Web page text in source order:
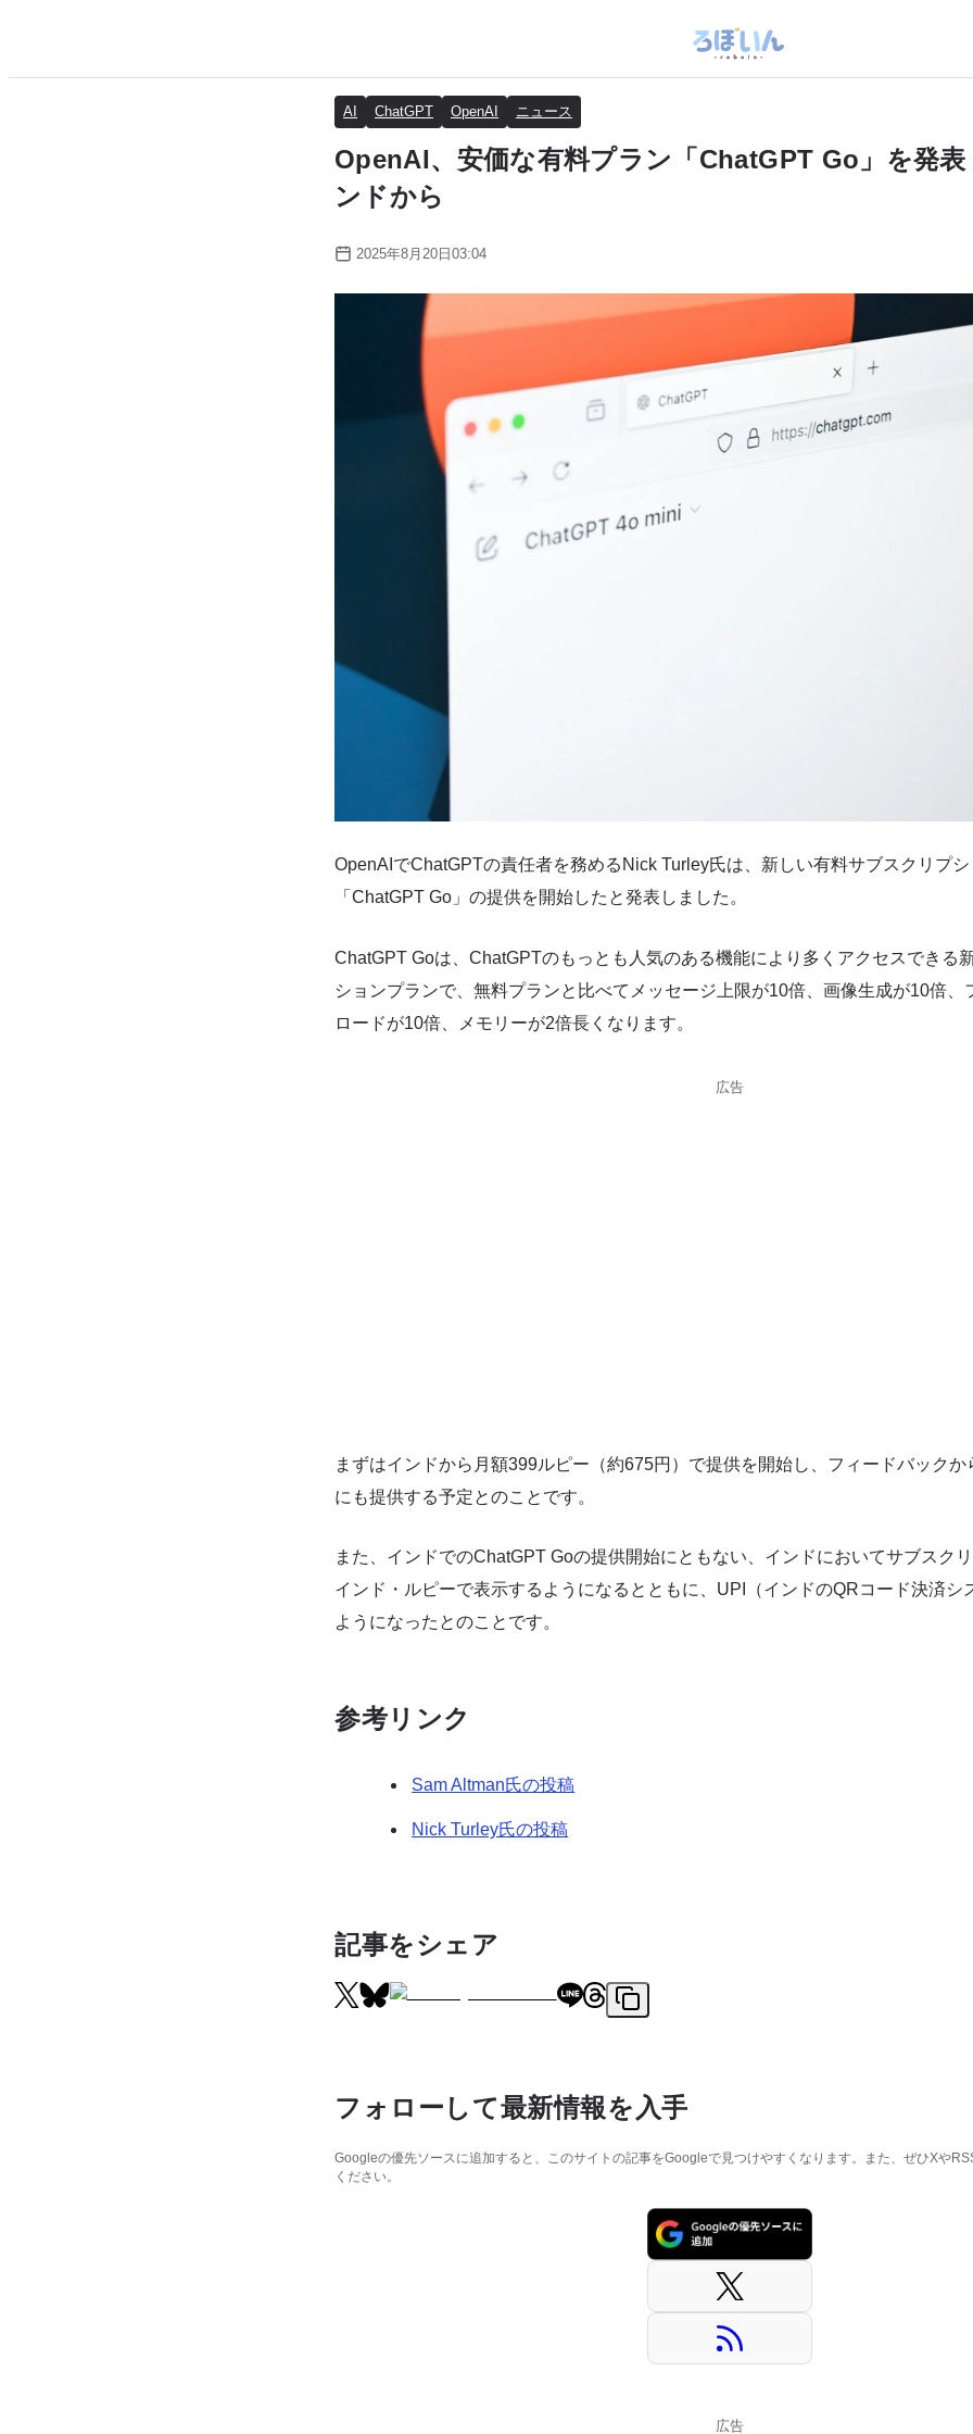
AI ChatGPT OpenAI ニュース
OpenAI、安価な有料プラン「ChatGPT Go」を発
ンドから
2025年8月20日03:04
OpenAIでChatGPTの責任者を務めるNick Turley氏は、新しい有料サブスクリプ
「ChatGPT Go」の提供を開始したと発表しました。
ChatGPT Goは、ChatGPTのもっとも人気のある機能により多くアクセスできる
ションプランで、無料プランと比べてメッセージ上限が10倍、画像生成が10倍、
ロードが10倍、メモリーが2倍長くなります。
広告
まずはインドから月額399ルピー（約675円）で提供を開始し、フィードバックか
にも提供する予定とのことです。
また、インドでのChatGPT Goの提供開始にともない、インドにおいてサブスク
インド・ルピーで表示するようになるとともに、UPI（インドのQRコード決済シ
ようになったとのことです。
参考リンク
Sam Altman氏の投稿
Nick Turley氏の投稿
記事をシェア
フォローして最新情報を入手
Googleの優先ソースに追加すると、このサイトの記事をGoogleで見つけやすくなります。また、ぜひXや
ください。
広告